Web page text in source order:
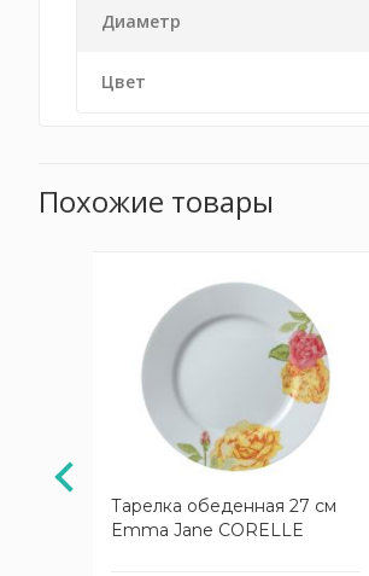
Диаметр
Цвет
Похожие товары
АКЦИЯ
Тарелка обеденная 27 см
Emma Jane CORELLE